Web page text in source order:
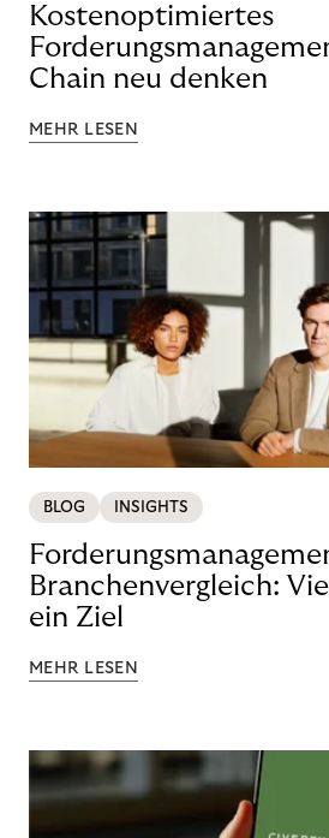
Kostenoptimiertes
Chain neu denken
MEHR LESEN
BLOG INSIGHTS
Branchenvergleich:
ein Ziel
MEHR LESEN